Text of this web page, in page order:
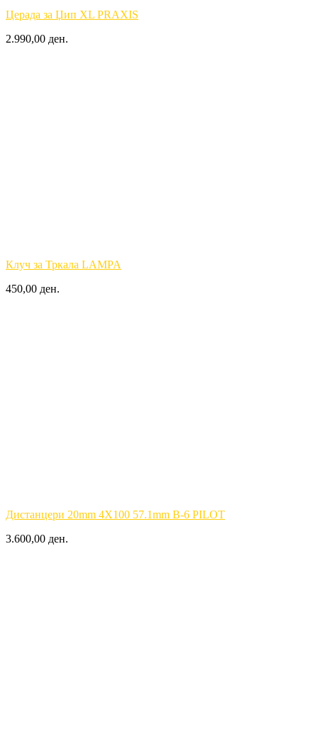
Церада за Џип XL PRAXIS
2.990,00 ден.
Клуч за Тркала LAMPA
450,00 ден.
Дистанцери 20mm 4X100 57.1mm B-6 PILOT
3.600,00 ден.